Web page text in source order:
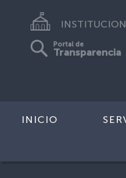
Portal de
Transparencia
INICIO